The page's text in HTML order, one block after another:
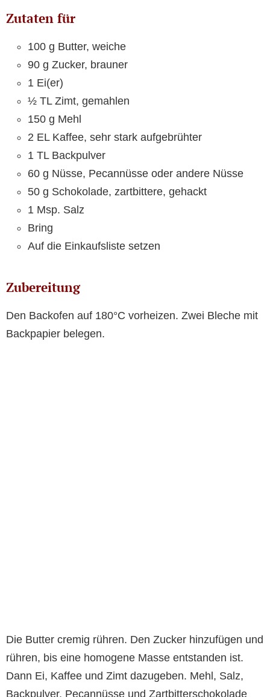
Zutaten für
100 g Butter, weiche
90 g Zucker, brauner
1 Ei(er)
½ TL Zimt, gemahlen
150 g Mehl
2 EL Kaffee, sehr stark aufgebrühter
1 TL Backpulver
60 g Nüsse, Pecannüsse oder andere Nüsse
50 g Schokolade, zartbittere, gehackt
1 Msp. Salz
Bring
Auf die Einkaufsliste setzen
Zubereitung
Den Backofen auf 180°C vorheizen. Zwei Bleche mit
Backpapier belegen.
Die Butter cremig rühren. Den Zucker hinzufügen und
rühren, bis eine homogene Masse entstanden ist.
Dann Ei, Kaffee und Zimt dazugeben. Mehl, Salz,
Backpulver, Pecannüsse und Zartbitterschokolade